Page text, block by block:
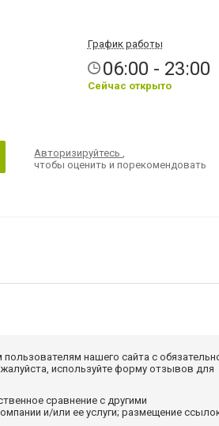
График работы
06:00 - 23:00
Сейчас открыто
Авторизируйтесь,
чтобы оценить и порекомендовать
нашего сайта с
используйте форму отзывов для
сравнение с другими
и/или ее услуги; размещение